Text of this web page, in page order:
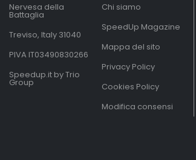
Nervesa della
Battaglia
Treviso, Italy 31040
PIVA IT03490830266
Speedup.it by Trio
Group
Chi siamo
SpeedUp Magazine
Mappa del sito
Privacy Policy
Cookies Policy
Modifica consensi